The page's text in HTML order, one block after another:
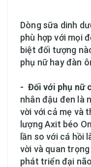
Dòng sữa dinh
phù hợp với mọi
biệt đối tượng
phụ nữ hay đàn
- Đối với phụ nữ
nhân đậu đen là
vời với cả mẹ và
lượng Axit béo
lần so với cá hồi
vời và quan
phát triển đại